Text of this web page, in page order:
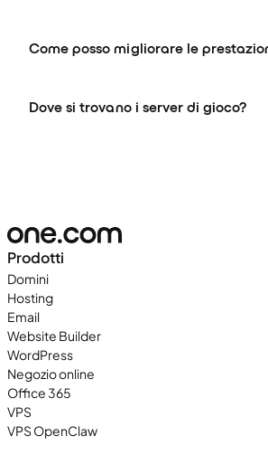
Come posso migliorare le
Dove si trovano i server di gioco?
Prodotti
Domini
Hosting
Email
Website Builder
WordPress
Negozio online
Office 365
VPS
VPS OpenClaw